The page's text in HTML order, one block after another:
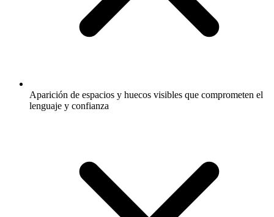
Aparición de espacios y huecos visibles que comprometen el
lenguaje y confianza